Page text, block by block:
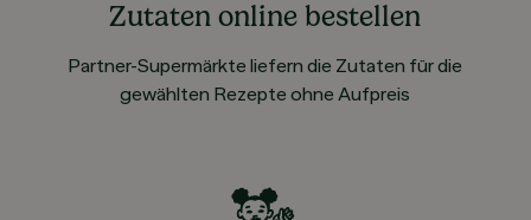
Zutaten online bestellen
Partner-Supermärkte liefern die Zutaten für die
gewählten Rezepte ohne Aufpreis